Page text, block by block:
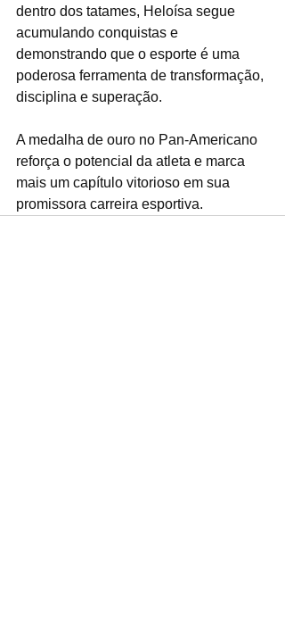
dentro dos tatames, Heloísa segue
acumulando conquistas e
demonstrando que o esporte é uma
poderosa ferramenta de transformação,
disciplina e superação.
A medalha de ouro no Pan-Americano
reforça o potencial da atleta e marca
mais um capítulo vitorioso em sua
promissora carreira esportiva.